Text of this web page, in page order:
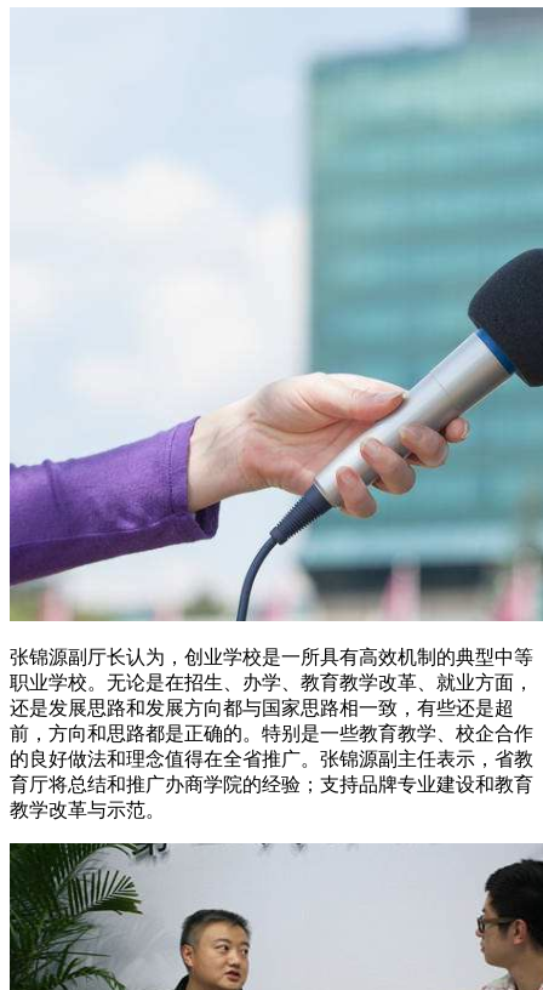
张锦源副厅长认为，创业学校是一所具有高效机制的典型中等
职业学校。无论是在招生、办学、教育教学改革、就业方面，
还是发展思路和发展方向都与国家思路相一致，有些还是超
前，方向和思路都是正确的。特别是一些教育教学、校企合作
的良好做法和理念值得在全省推广。张锦源副主任表示，省教
育厅将总结和推广办商学院的经验；支持品牌专业建设和教育
教学改革与示范。